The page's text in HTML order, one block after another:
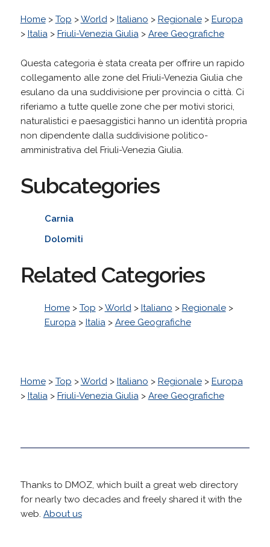
Home> Top >World> Italiano > Regionale> Europa
> Italia> Friuli-Venezia Giulia> Aree Geografiche
Questa categoria è stata creata per offrire un rapido
collegamento alle zone del Friuli-Venezia Giulia che
esulano da una suddivisione per provincia o città. Ci
riferiamo a tutte quelle zone che per motivi storici,
naturalistici e paesaggistici hanno un identità propria
non dipendente dalla suddivisione politico-
amministrativa del Friuli-Venezia Giulia.
Subcategories
Carnia
Dolomiti
Related Categories
Home> Top >World> Italiano > Regionale>
Europa> Italia> Aree Geografiche
Home> Top >World> Italiano > Regionale> Europa
> Italia> Friuli-Venezia Giulia> Aree Geografiche
Thanks to DMOZ, which built a great web directory
for nearly two decades and freely shared it with the
web. About us